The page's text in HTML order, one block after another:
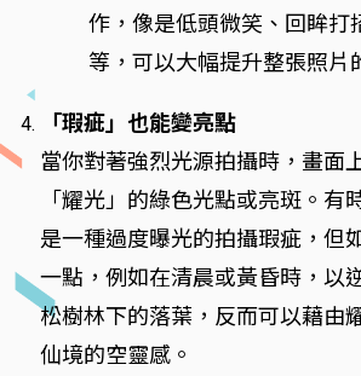
作，像是低頭微笑、回眸打
等，可以大幅提升整張照片
「瑕疵」也能變亮點
當你對著強烈光源拍攝時，畫面
「耀光」的綠色光點或亮斑。有
是一種過度曝光的拍攝瑕疵，但
一點，例如在清晨或黃昏時，以
松樹林下的落葉，反而可以藉由
仙境的空靈感。